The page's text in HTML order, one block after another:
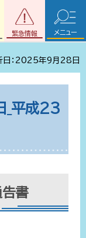
緊急情報 メニュー
日：2025年9月28日
_平成23
書